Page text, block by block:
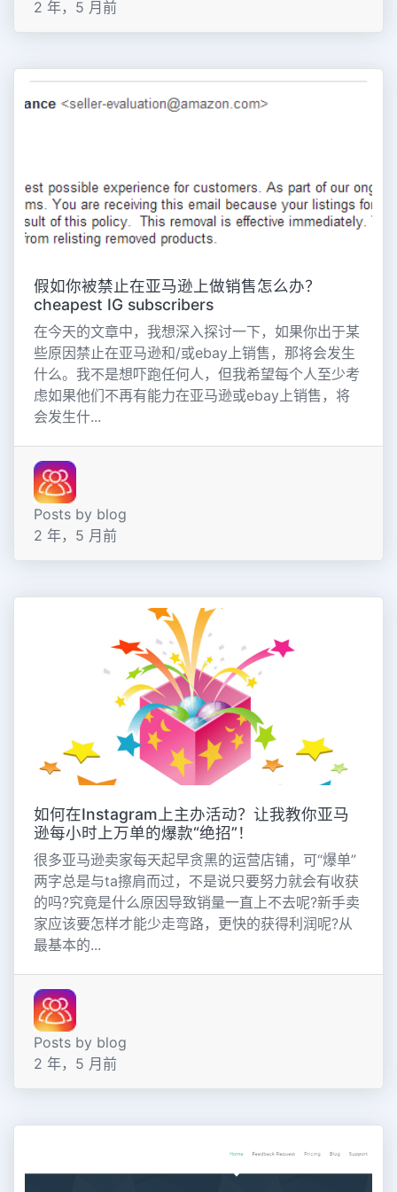
2 年，5 月前
假如你被禁止在亚马逊上做销售怎么办？
cheapest IG subscribers
在今天的文章中，我想深入探讨一下，如果你出于某
些原因禁止在亚马逊和/或ebay上销售，那将会发生
什么。我不是想吓跑任何人，但我希望每个人至少考
虑如果他们不再有能力在亚马逊或ebay上销售，将
会发生什...
Posts by blog
2 年，5 月前
如何在Instagram上主办活动？让我教你亚马
逊每小时上万单的爆款“绝招”！
很多亚马逊卖家每天起早贪黑的运营店铺，可“爆单”
两字总是与ta擦肩而过，不是说只要努力就会有收获
的吗?究竟是什么原因导致销量一直上不去呢?新手卖
家应该要怎样才能少走弯路，更快的获得利润呢?从
最基本的...
Posts by blog
2 年，5 月前